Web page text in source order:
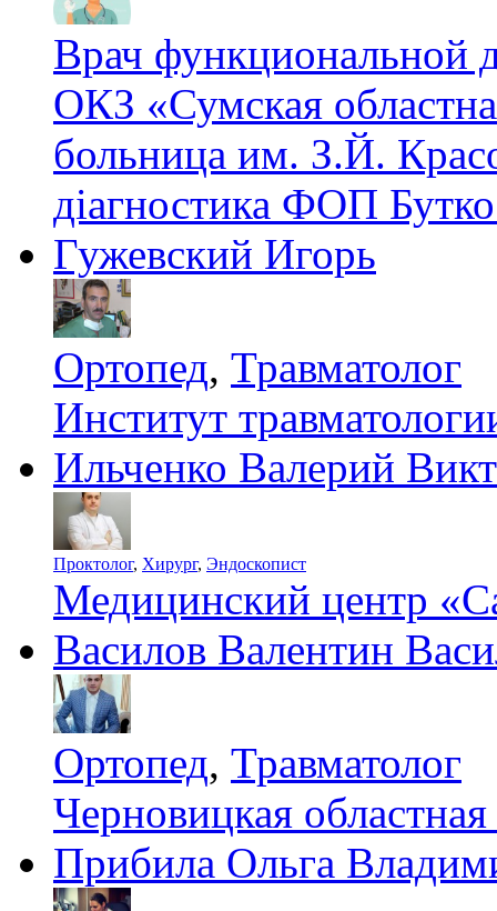
Врач функциональной
ОКЗ «Сумская
больница им. З.Й.
діагностика ФОП
Гужевский Игорь
Ортопед, Травматолог
Институт
Ильченко Валерий
Проктолог, Хирург, Эндоскопист
Медицинский центр
Василов Валентин
Ортопед, Травматолог
Черновицкая
Прибила Ольга